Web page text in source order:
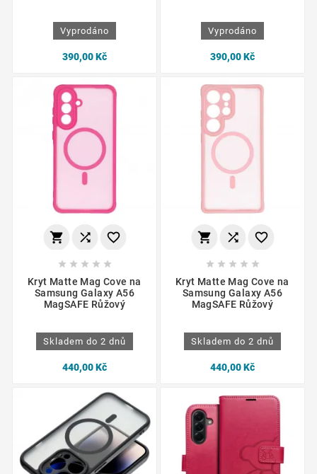
Vyprodáno
390,00 Kč
Vyprodáno
390,00 Kč
  
    
Kryt Matte Mag Cove na
Samsung Galaxy A56
MagSAFE Růžový
Skladem do 2 dnů
440,00 Kč
  
    
Kryt Matte Mag Cove na
Samsung Galaxy A56
MagSAFE Růžový
Skladem do 2 dnů
440,00 Kč